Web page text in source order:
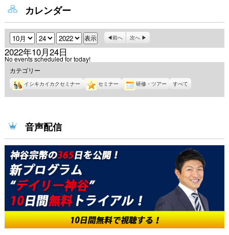
カレンダー
月 日 年 前へ 次へ
2022年10月24日
No events scheduled for today!
カテゴリー
イシキカイカクセミナー セミナー 研修・ツアー すべて
音声配信